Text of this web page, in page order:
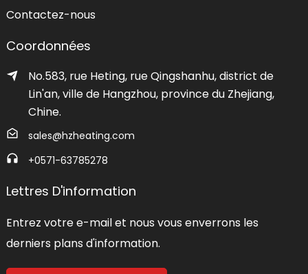
Contactez-nous
Coordonnées
No.583, rue Heting, rue Qingshanhu, district de
Lin'an, ville de Hangzhou, province du Zhejiang,
Chine.
sales@hzheating.com
+0571-63785278
Lettres D'information
Entrez votre e-mail et nous vous enverrons les
derniers plans d'information.